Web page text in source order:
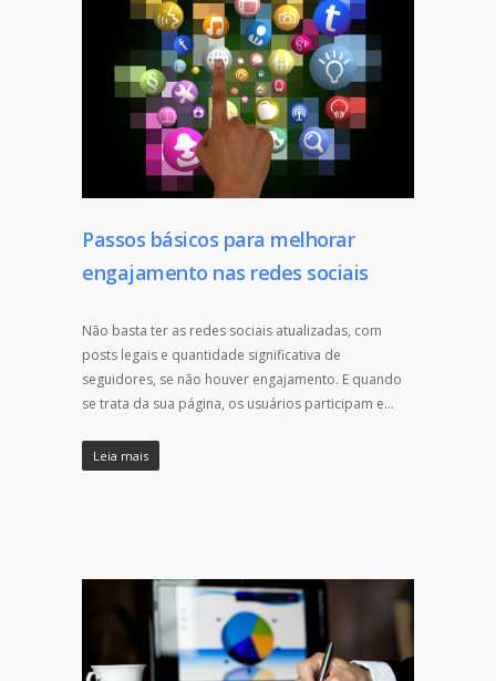
Passos básicos para melhorar
engajamento nas redes sociais
Não basta ter as redes sociais atualizadas, com
posts legais e quantidade significativa de
seguidores, se não houver engajamento. E quando
se trata da sua página, os usuários participam e…
Leia mais